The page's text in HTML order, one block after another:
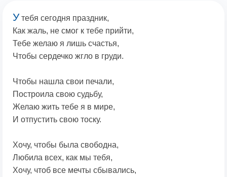
У тебя сегодня праздник,
Как жаль, не смог к тебе прийти,
Тебе желаю я лишь счастья,
Чтобы сердечко жгло в груди.
Чтобы нашла свои печали,
Построила свою судьбу,
Желаю жить тебе я в мире,
И отпустить свою тоску.
Хочу, чтобы была свободна,
Любила всех, как мы тебя,
Хочу, чтоб все мечты сбывались,